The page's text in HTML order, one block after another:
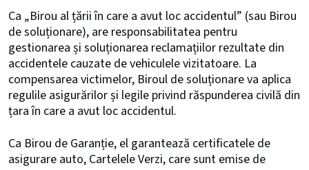
Ca „Birou al țării în care a avut loc accidentul” (sau Birou
de soluționare), are responsabilitatea pentru
gestionarea și soluționarea reclamațiilor rezultate din
accidentele cauzate de vehiculele vizitatoare. La
compensarea victimelor, Biroul de soluționare va aplica
regulile asigurărilor și legile privind răspunderea civilă din
țara în care a avut loc accidentul.
Ca Birou de Garanție, el garantează certificatele de
asigurare auto, Cartelele Verzi, care sunt emise de